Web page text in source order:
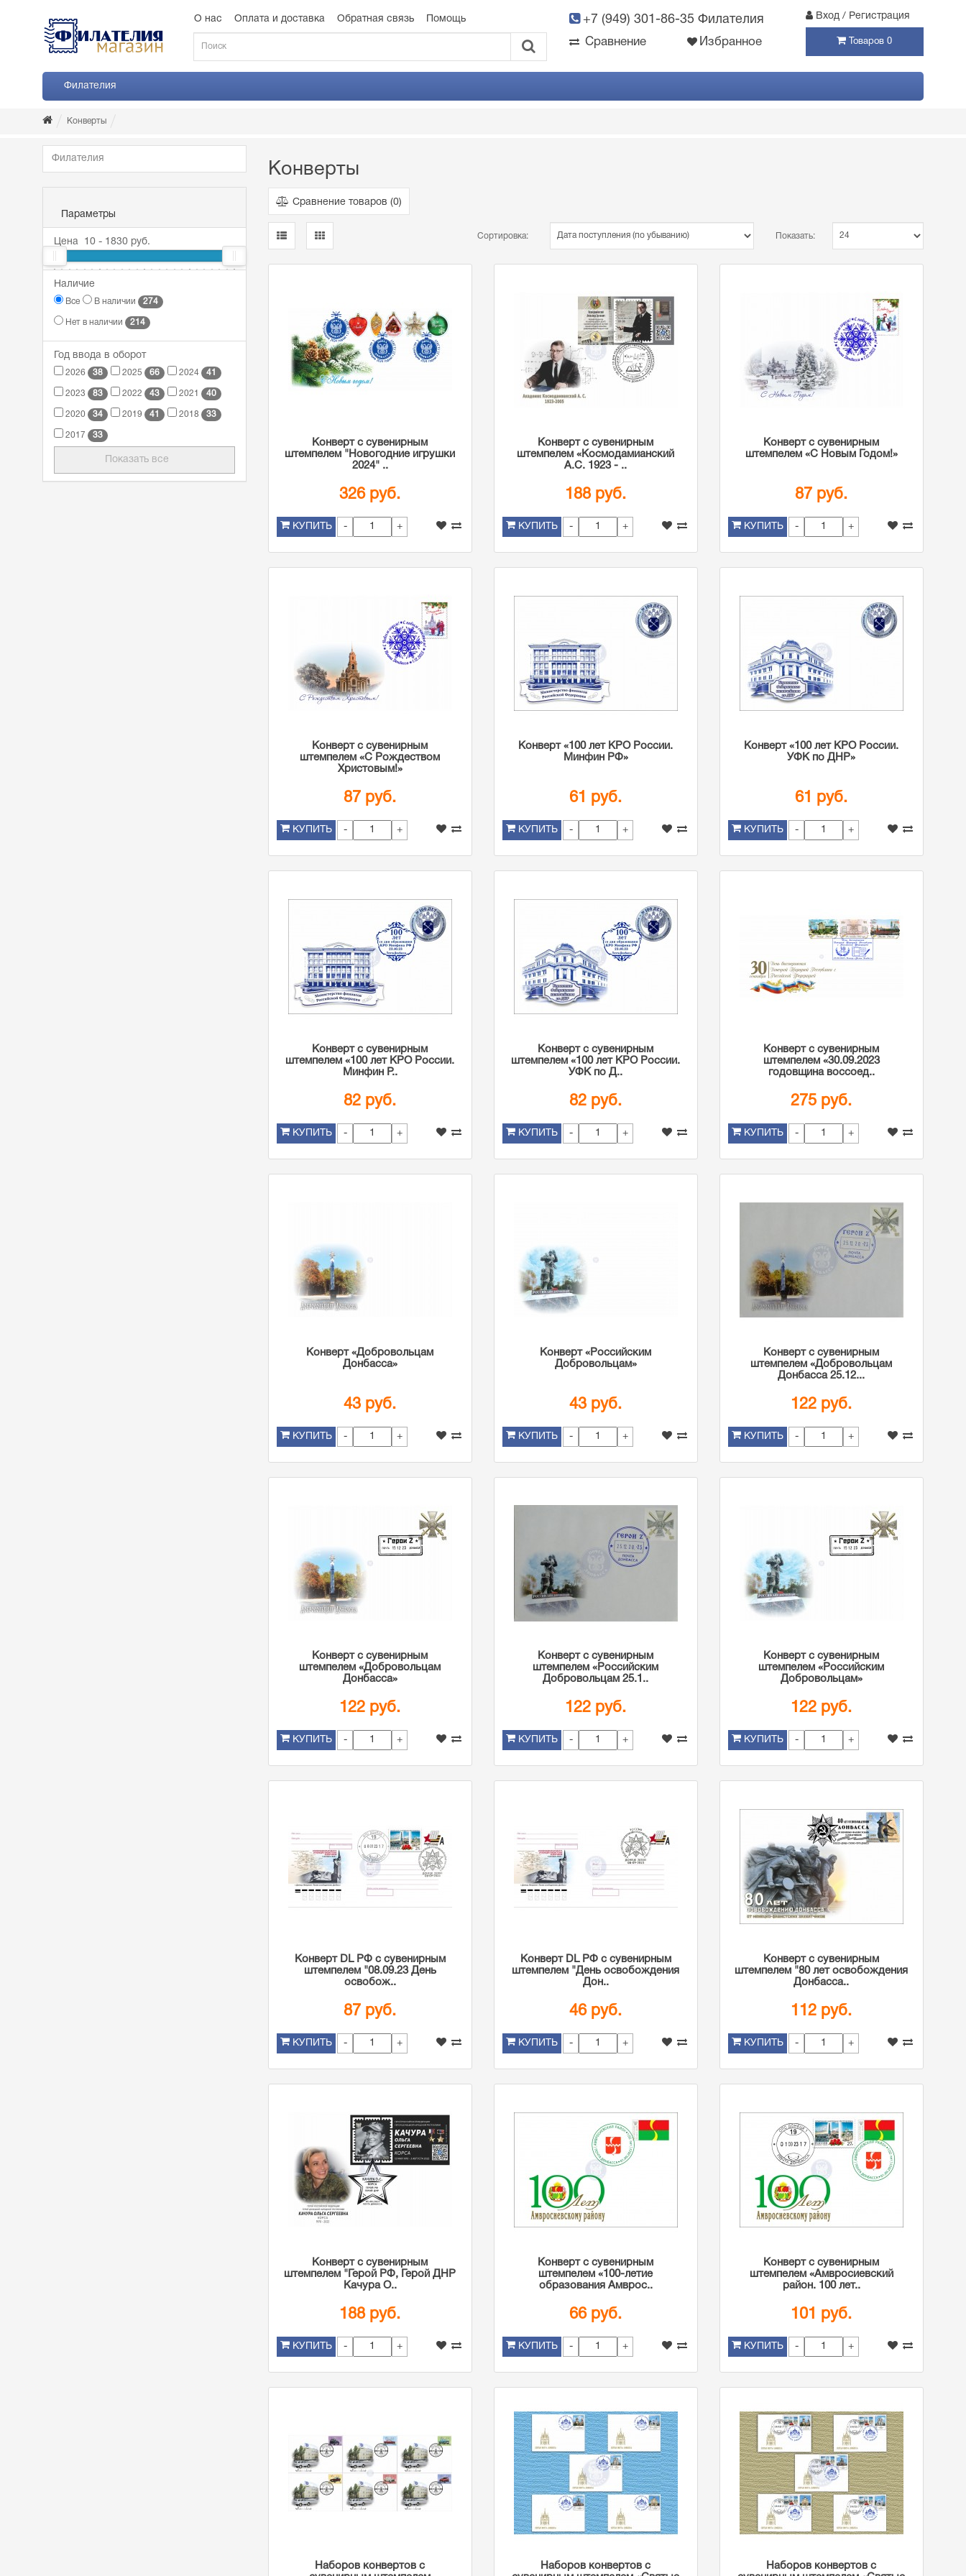
О нас Оплата и доставка Обратная связь Помощь +7 (949) 301-86-35 Филателия Вход / Регистрация
Сравнение Избранное Товаров 0
Филателия
Конверты
Филателия
Параметры
Цена 10 - 1830 руб.
10Наличие
Все В наличии 274
Нет в наличии 214
Год ввода в оборот
2026 38 2025 66 2024 41
2023 83 2022 43 2021 40
2020 34 2019 41 2018 33
2017 33
Показать все
Конверты
Сравнение товаров (0)
Сортировка: Показать:
Конверт с сувенирным
штемпелем "Новогодние игрушки
2024" ..
326 руб.
КУПИТЬ - +
Конверт с сувенирным
штемпелем «Космодамианский
А.С. 1923 - ..
188 руб.
КУПИТЬ - +
Конверт с сувенирным
штемпелем «С Новым Годом!»
87 руб.
КУПИТЬ - +
Конверт с сувенирным
штемпелем «С Рождеством
Христовым!»
87 руб.
КУПИТЬ - +
Конверт «100 лет КРО России.
Минфин РФ»
61 руб.
КУПИТЬ - +
Конверт «100 лет КРО России.
УФК по ДНР»
61 руб.
КУПИТЬ - +
Конверт с сувенирным
штемпелем «100 лет КРО России.
Минфин Р..
82 руб.
КУПИТЬ - +
Конверт с сувенирным
штемпелем «100 лет КРО России.
УФК по Д..
82 руб.
КУПИТЬ - +
Конверт с сувенирным
штемпелем «30.09.2023
годовщина воссоед..
275 руб.
КУПИТЬ - +
Конверт «Добровольцам
Донбасса»
43 руб.
КУПИТЬ - +
Конверт «Российским
Добровольцам»
43 руб.
КУПИТЬ - +
Конверт с сувенирным
штемпелем «Добровольцам
Донбасса 25.12...
122 руб.
КУПИТЬ - +
Конверт с сувенирным
штемпелем «Добровольцам
Донбасса»
122 руб.
КУПИТЬ - +
Конверт с сувенирным
штемпелем «Российским
Добровольцам 25.1..
122 руб.
КУПИТЬ - +
Конверт с сувенирным
штемпелем «Российским
Добровольцам»
122 руб.
КУПИТЬ - +
Конверт DL РФ с сувенирным
штемпелем "08.09.23 День
освобож..
87 руб.
КУПИТЬ - +
Конверт DL РФ с сувенирным
штемпелем "День освобождения
Дон..
46 руб.
КУПИТЬ - +
Конверт с сувенирным
штемпелем "80 лет освобождения
Донбасса..
112 руб.
КУПИТЬ - +
Конверт с сувенирным
штемпелем "Герой РФ, Герой ДНР
Качура О..
188 руб.
КУПИТЬ - +
Конверт с сувенирным
штемпелем «100-летие
образования Амврос..
66 руб.
КУПИТЬ - +
Конверт с сувенирным
штемпелем «Амвросиевский
район. 100 лет..
101 руб.
КУПИТЬ - +
Наборов конвертов с
Наборов конвертов с
Наборов конвертов с